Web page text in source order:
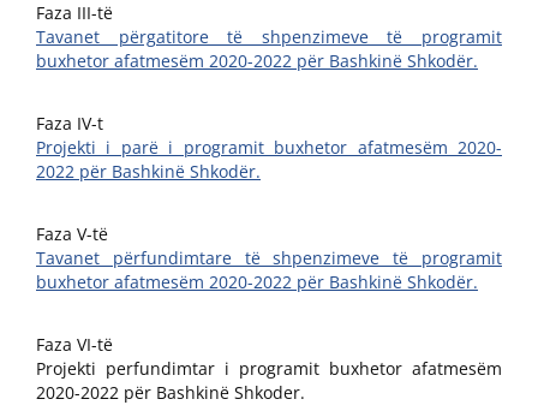
Faza III-të
Tavanet përgatitore të shpenzimeve të programit
buxhetor afatmesëm 2020-2022 për Bashkinë Shkodër.
Faza IV-t
Projekti i parë i programit buxhetor afatmesëm 2020-
2022 për Bashkinë Shkodër.
Faza V-të
Tavanet përfundimtare të shpenzimeve të programit
buxhetor afatmesëm 2020-2022 për Bashkinë Shkodër.
Faza VI-të
Projekti perfundimtar i programit buxhetor afatmesëm
2020-2022 për Bashkinë Shkoder.